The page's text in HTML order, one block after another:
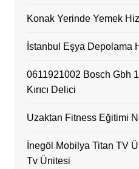
Konak Yerinde Yemek
İstanbul Eşya Depolama
0611921002 Bosch Gbh
Kırıcı Delici
Uzaktan Fitness Eğitimi
İnegöl Mobilya Titan TV
Tv Ünitesi